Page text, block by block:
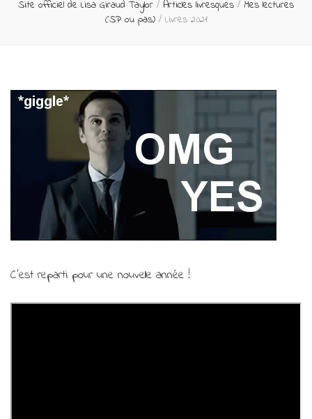
Site officiel de Lisa Giraud Taylor / Articles livresques / Mes lectures
(SP ou pas) / Livres 2021
C’est reparti pour une nouvelle année !